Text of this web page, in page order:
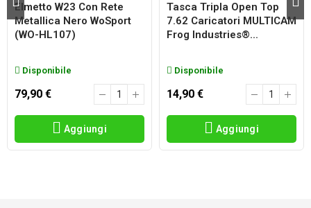
Elmetto W23 Con Rete
Metallica Nero WoSport
(WO-HL107)
Disponibile
79,90 €
Aggiungi
Tasca Tripla Open Top
7.62 Caricatori MULTICAM
Frog Industries®...
Disponibile
14,90 €
Aggiungi